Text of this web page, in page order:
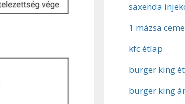
saxenda
1 mázsa
kfc étlap
burger king
burger king